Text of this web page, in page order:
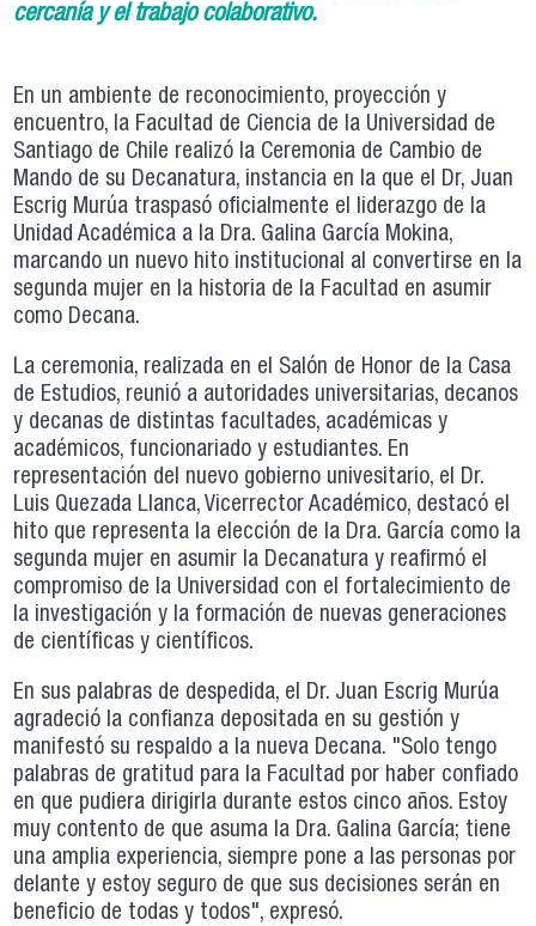
cercanía y el trabajo colaborativo.
En un ambiente de reconocimiento, proyección y
encuentro, la Facultad de Ciencia de la Universidad de
Santiago de Chile realizó la Ceremonia de Cambio de
Mando de su Decanatura, instancia en la que el Dr, Juan
Escrig Murúa traspasó oficialmente el liderazgo de la
Unidad Académica a la Dra. Galina García Mokina,
marcando un nuevo hito institucional al convertirse en la
segunda mujer en la historia de la Facultad en asumir
como Decana.
La ceremonia, realizada en el Salón de Honor de la Casa
de Estudios, reunió a autoridades universitarias, decanos
y decanas de distintas facultades, académicas y
académicos, funcionariado y estudiantes. En
representación del nuevo gobierno univesitario, el Dr.
Luis Quezada Llanca, Vicerrector Académico, destacó el
hito que representa la elección de la Dra. García como la
segunda mujer en asumir la Decanatura y reafirmó el
compromiso de la Universidad con el fortalecimiento de
la investigación y la formación de nuevas generaciones
de científicas y científicos.
En sus palabras de despedida, el Dr. Juan Escrig Murúa
agradeció la confianza depositada en su gestión y
manifestó su respaldo a la nueva Decana. "Solo tengo
palabras de gratitud para la Facultad por haber confiado
en que pudiera dirigirla durante estos cinco años. Estoy
muy contento de que asuma la Dra. Galina García; tiene
una amplia experiencia, siempre pone a las personas por
delante y estoy seguro de que sus decisiones serán en
beneficio de todas y todos", expresó.